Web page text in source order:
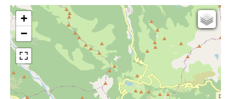
+
−
Cartes IGN
Open Topo Map
Open Street Map
ESRI Word Imagery